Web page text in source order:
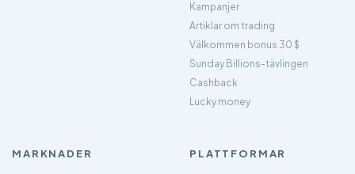
Kampanjer
Artiklar om trading
Välkommen bonus 30 $
Sunday Billions-tävlingen
Cashback
Lucky money
MARKNADER PLATTFORMAR